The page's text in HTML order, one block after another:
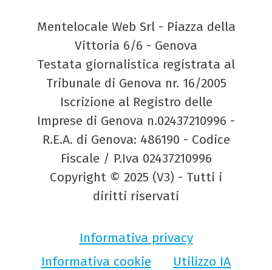
Mentelocale Web Srl - Piazza della
Vittoria 6/6 - Genova
Testata giornalistica registrata al
Tribunale di Genova nr. 16/2005
Iscrizione al Registro delle
Imprese di Genova n.02437210996 -
R.E.A. di Genova: 486190 - Codice
Fiscale / P.Iva 02437210996
Copyright © 2025 (V3) - Tutti i
diritti riservati
Informativa privacy
Informativa cookie
Utilizzo IA